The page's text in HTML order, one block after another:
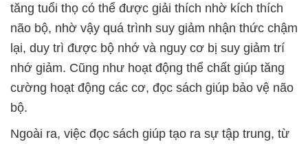
tăng tuổi thọ có thể được giải thích nhờ kích thích
não bộ, nhờ vậy quá trình suy giảm nhận thức chậm
lại, duy trì được bộ nhớ và nguy cơ bị suy giảm trí
nhớ giảm. Cũng như hoạt động thể chất giúp tăng
cường hoạt động các cơ, đọc sách giúp bảo vệ não
bộ.
Ngoài ra, việc đọc sách giúp tạo ra sự tập trung, từ